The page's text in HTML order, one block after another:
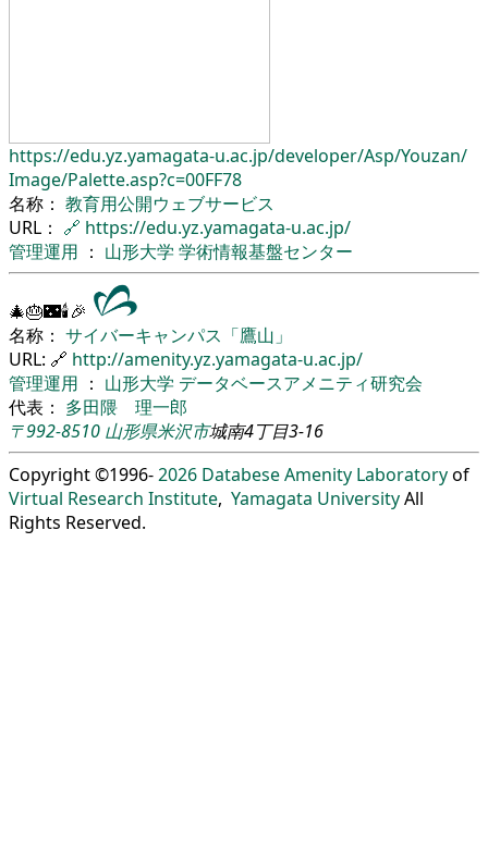
https://edu.yz.yamagata-u.ac.jp/developer/Asp/Youzan/
Image/Palette.asp?c=00FF78
名称： 教育用公開ウェブサービス
URL： 🔗 https://edu.yz.yamagata-u.ac.jp/
管理運用 ： 山形大学 学術情報基盤センター
🎄🎂🌃🕯🎉
名称： サイバーキャンパス「鷹山」
URL: 🔗 http://amenity.yz.yamagata-u.ac.jp/
管理運用 ： 山形大学 データベースアメニティ研究会
代表： 多田隈 理一郎
〒992-8510 山形県米沢市城南4丁目3-16
Copyright ©1996-2026 Databese Amenity Laboratoryof
Virtual Research Institute, Yamagata UniversityAll
Rights Reserved.